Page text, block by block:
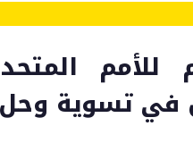
للأمم
تسوية وحل